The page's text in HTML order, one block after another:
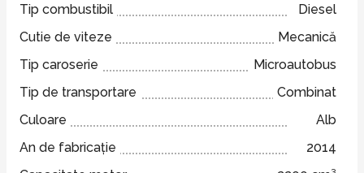
Tip combustibil
Diesel
Cutie de viteze
Mecanică
Tip caroserie
Microautobus
Tip de transportare
Combinat
Culoare
Alb
An de fabricație
2014